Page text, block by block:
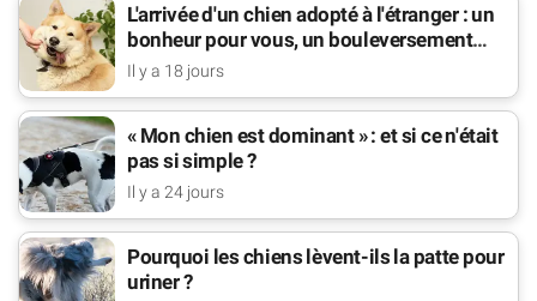
L'arrivée d'un chien adopté à l'étranger : un
bonheur pour vous, un bouleversement
pour lui
Il y a 18 jours
« Mon chien est dominant » : et si ce n'était
pas si simple ?
Il y a 24 jours
Pourquoi les chiens lèvent-ils la patte pour
uriner ?